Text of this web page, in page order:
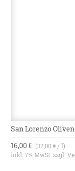
San Lorenzo
16,00 € (32,00 € / l)
inkl. 7% MwSt. zzgl.